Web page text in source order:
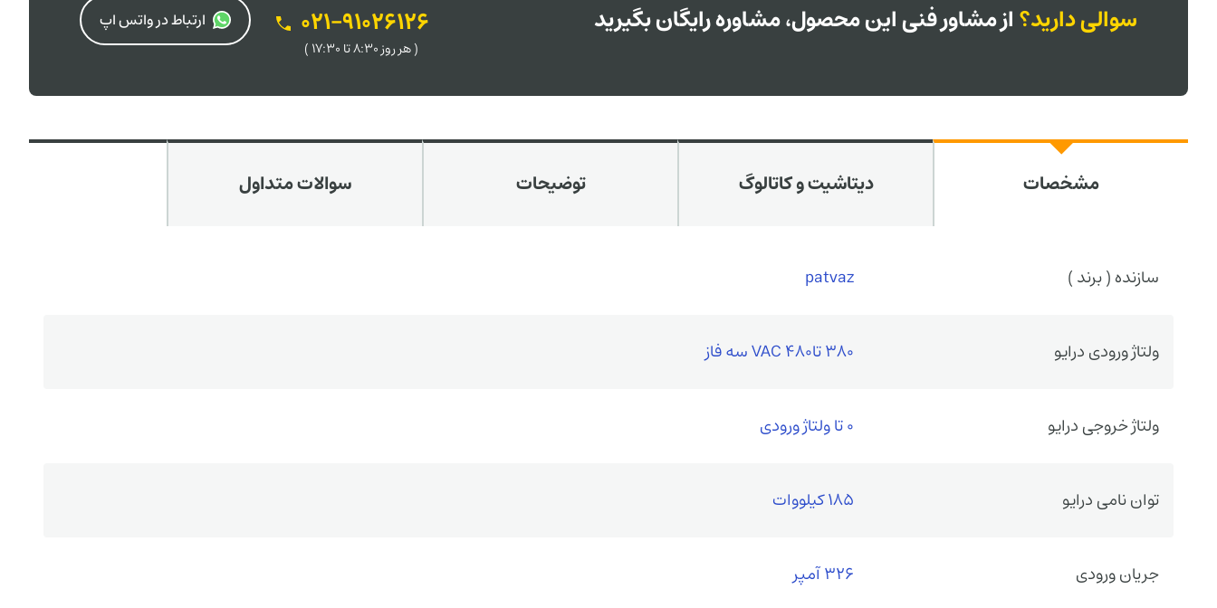
سوالی دارید؟از مشاور فنی این محصول، مشاوره رایگان بگیرید 021-91026126
( هر روز 8:30 تا 17:30 )
ارتباط در واتس اپ
مشخصات دیتاشیت و کاتالوگ توضیحات سوالات متداول
سازنده ( برند ) patvaz
ولتاژ ورودی درایو 380 تا480 VAC سه فاز
ولتاژ خروجی درایو 0 تا ولتاژ ورودی
توان نامی درایو 185 کیلووات
جریان ورودی 326 آمپر